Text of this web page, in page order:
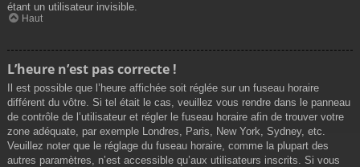
étant un utilisateur invisible.
Haut
L’heure n’est pas correcte !
Il est possible que l’heure affichée soit réglée sur un fuseau horaire
différent du vôtre. Si tel était le cas, veuillez vous rendre dans le panneau
de contrôle de l’utilisateur et régler le fuseau horaire afin de trouver votre
zone adéquate, par exemple Londres, Paris, New York, Sydney, etc.
Veuillez noter que le réglage du fuseau horaire, comme la plupart des
autres paramètres, n’est accessible qu’aux utilisateurs inscrits. Si vous